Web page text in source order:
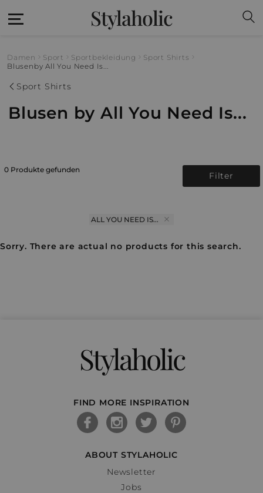
Stylaholic
Damen Sport Sportbekleidung
Sport Shirts
Blusen by All You Need Is...
Sport Shirts
Blusen by All You Need Is...
0 Produkte gefunden
Filter
ALL YOU NEED IS...
Sorry. There are actual no products for this search.
Stylaholic
FIND MORE INSPIRATION
ABOUT STYLAHOLIC
Newsletter
Jobs